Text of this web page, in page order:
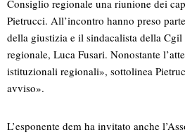
Consiglio regionale una riunione dei
Pietrucci. All’incontro hanno preso
della giustizia e il sindacalista della
regionale, Luca Fusari. Nonostante
istituzionali regionali», sottolinea
avviso».
L’esponente dem ha invitato anche